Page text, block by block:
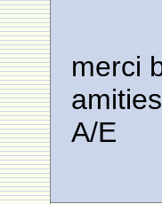
merci
amities
A/E